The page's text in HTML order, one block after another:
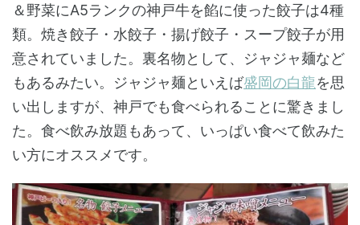
＆野菜にA5ランクの神戸牛を餡に使った餃子は4種
類。焼き餃子・水餃子・揚げ餃子・スープ餃子が用
意されていました。裏名物として、ジャジャ麺など
もあるみたい。ジャジャ麺といえば盛岡の白龍を思
い出しますが、神戸でも食べられることに驚きまし
た。食べ飲み放題もあって、いっぱい食べて飲みた
い方にオススメです。